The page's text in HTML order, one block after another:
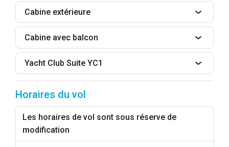
Cabine extérieure
Cabine avec balcon
Yacht Club Suite YC1
Horaires du vol
Les horaires de vol sont sous réserve de
modification